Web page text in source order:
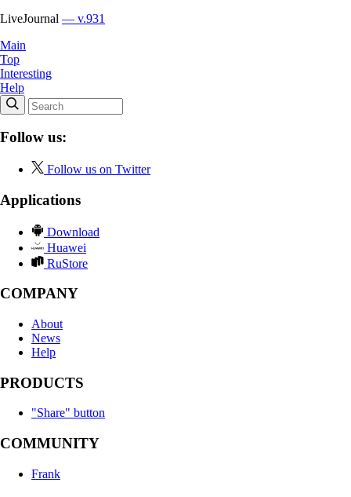
LiveJournal — v.931
Main
Top
Interesting
Help
Follow us:
Follow us on Twitter
Applications
Download
Huawei
RuStore
COMPANY
About
News
Help
PRODUCTS
"Share" button
COMMUNITY
Frank